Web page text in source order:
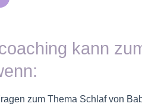
kann
zum Thema Schlaf von